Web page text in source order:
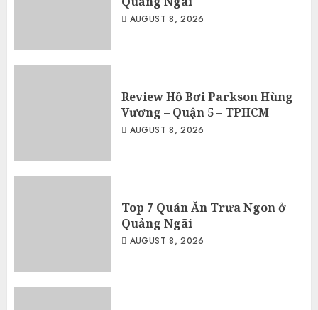
AUGUST 8, 2026
Review Hồ Bơi Parkson Hùng
Vương – Quận 5 – TPHCM
AUGUST 8, 2026
Top 7 Quán Ăn Trưa Ngon ở
Quảng Ngãi
AUGUST 8, 2026